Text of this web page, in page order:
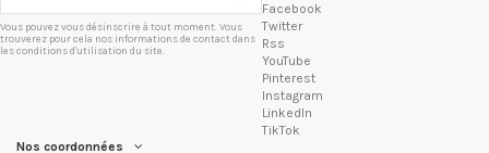
Vous pouvez vous désinscrire à tout moment. Vous
trouverez pour cela nos informations de contact dans
les conditions d'utilisation du site.
Facebook
Twitter
Rss
YouTube
Pinterest
Instagram
LinkedIn
TikTok
Nos coordonnées